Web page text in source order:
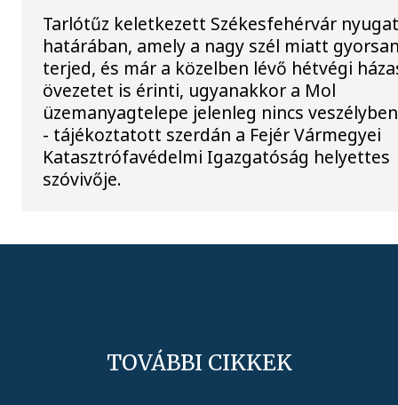
Tarlótűz keletkezett Székesfehérvár
határában, amely a nagy szél miatt
terjed, és már a közelben lévő hétvégi
övezetet is érinti, ugyanakkor a Mol
üzemanyagtelepe jelenleg nincs veszélyben
- tájékoztatott szerdán a Fejér Vármegyei
Katasztrófavédelmi Igazgatóság helyettes
szóvivője.
TOVÁBBI CIKKEK